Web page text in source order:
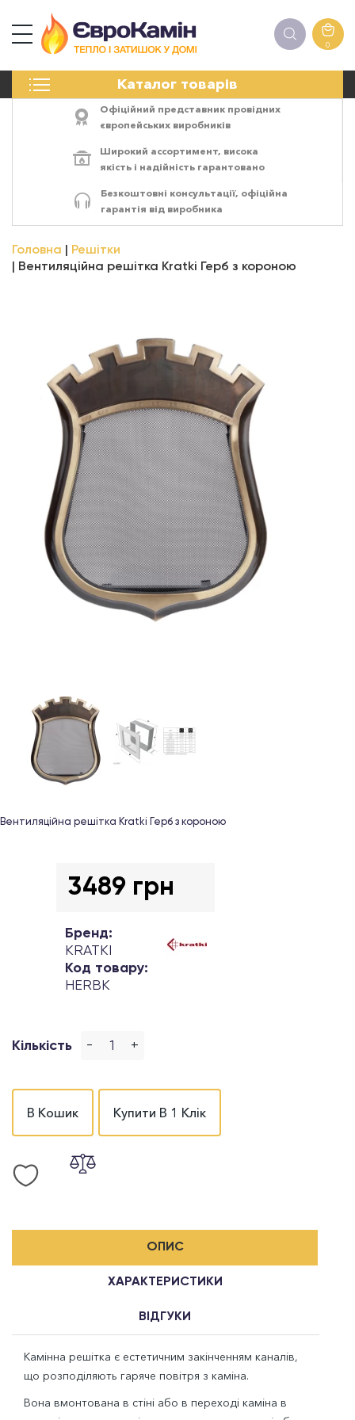
0
Каталог товарів
ПЕЧІ
ЕЛЕКТРОКАМІНИ
АКСЕСУАРИ
Офіційний представник провідних
європейських виробників
Широкий ассортимент, висока
якість і надійність гарантовано
Безкоштовні консультації, офіційна
гарантія від виробника
Головна
Решітки
Вентиляційна решітка Kratki Герб з короною
Вентиляційна решітка Kratki Герб з короною
3489 грн
Бренд:
KRATKI
Код товару:
HERBK
Кількість - +
В Кошик Купити В 1 Клік
ОПИС
ХАРАКТЕРИСТИКИ
ВІДГУКИ
Камінна решітка є естетичним закінченням каналів,
що розподіляють гаряче повітря з каміна.
Вона вмонтована в стіні або в переході каміна в